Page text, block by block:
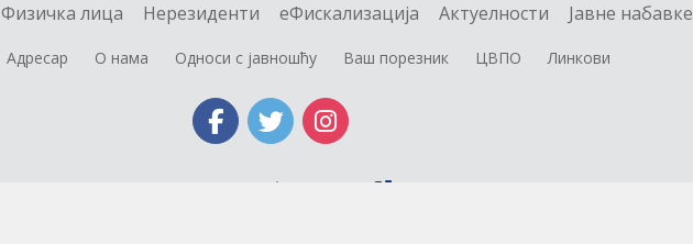
Физичка лица Нерезиденти еФискализација Актуелности Jавне набавке
Адресар О нама Односи с јавношћу Ваш порезник ЦВПО Линкови
Министарство финансија